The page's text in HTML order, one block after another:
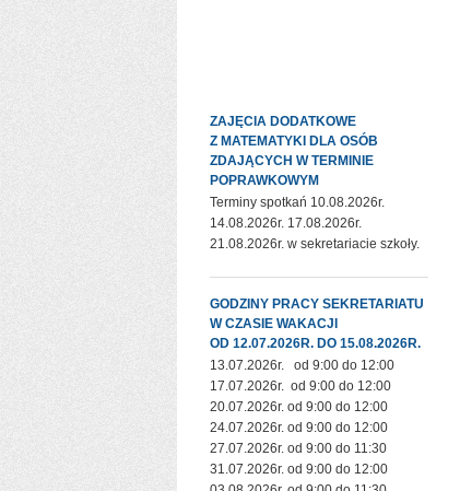
ZAJĘCIA DODATKOWE
Z MATEMATYKI DLA OSÓB
ZDAJĄCYCH W TERMINIE
POPRAWKOWYM
Terminy spotkań 10.08.2026r.
14.08.2026r. 17.08.2026r.
21.08.2026r. w sekretariacie szkoły.
GODZINY PRACY SEKRETARIATU
W CZASIE WAKACJI
OD 12.07.2026R. DO 15.08.2026R.
13.07.2026r. od 9:00 do 12:00
17.07.2026r. od 9:00 do 12:00
20.07.2026r. od 9:00 do 12:00
24.07.2026r. od 9:00 do 12:00
27.07.2026r. od 9:00 do 11:30
31.07.2026r. od 9:00 do 12:00